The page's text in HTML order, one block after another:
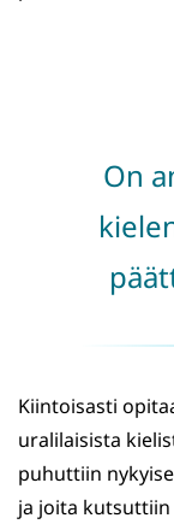
On
Kiintoisasti
uralilaisista
puhuttiin
ja joita kutsuttiin